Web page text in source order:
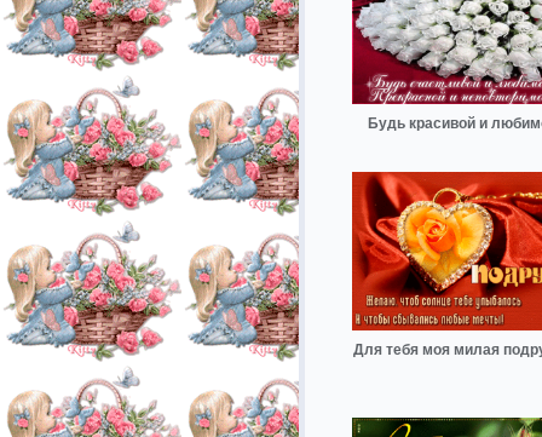
Будь красивой и
Для тебя моя милая